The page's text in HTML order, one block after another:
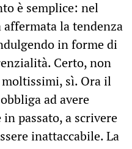
è semplice: nel
la tendenza
in forme di
Certo, non
sì. Ora il
ad avere
passato, a scrivere
inattaccabile. La